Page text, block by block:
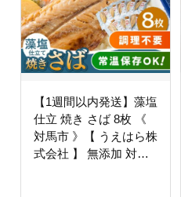
【1週間以内発送】藻塩
仕立 焼き さば 8枚 《
対馬市 》【 うえはら株
式会社 】 無添加 対馬